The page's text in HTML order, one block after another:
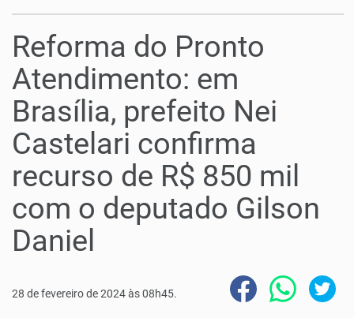
Reforma do Pronto
Atendimento: em
Brasília, prefeito Nei
Castelari confirma
recurso de R$ 850 mil
com o deputado Gilson
Daniel
28 de fevereiro de 2024 às 08h45.